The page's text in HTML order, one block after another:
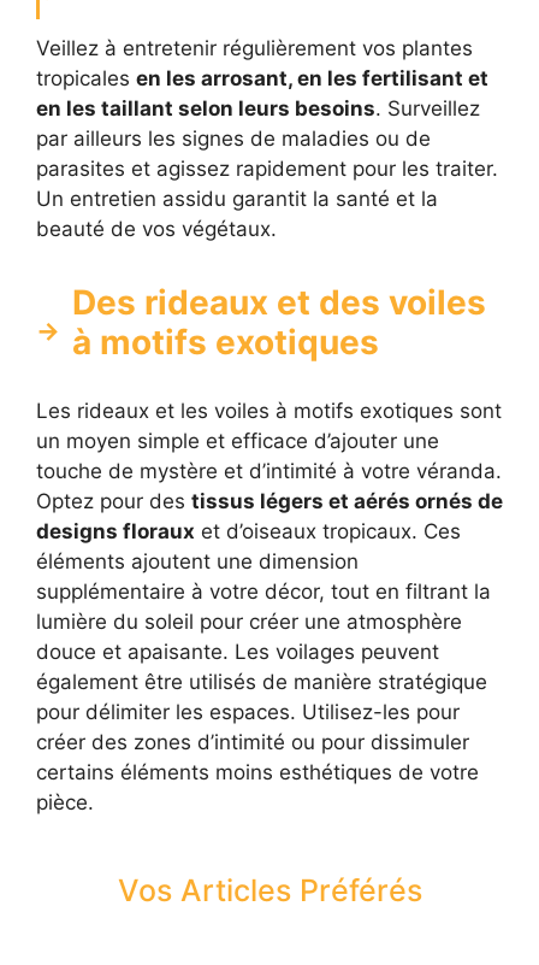
Veillez à entretenir régulièrement vos plantes
tropicales en les arrosant, en les fertilisant et
en les taillant selon leurs besoins. Surveillez
par ailleurs les signes de maladies ou de
parasites et agissez rapidement pour les traiter.
Un entretien assidu garantit la santé et la
beauté de vos végétaux.
Des rideaux et des voiles
à motifs exotiques
Les rideaux et les voiles à motifs exotiques sont
un moyen simple et efficace d’ajouter une
touche de mystère et d’intimité à votre véranda.
Optez pour des tissus légers et aérés ornés de
designs floraux et d’oiseaux tropicaux. Ces
éléments ajoutent une dimension
supplémentaire à votre décor, tout en filtrant la
lumière du soleil pour créer une atmosphère
douce et apaisante. Les voilages peuvent
également être utilisés de manière stratégique
pour délimiter les espaces. Utilisez-les pour
créer des zones d’intimité ou pour dissimuler
certains éléments moins esthétiques de votre
pièce.
Vos Articles Préférés